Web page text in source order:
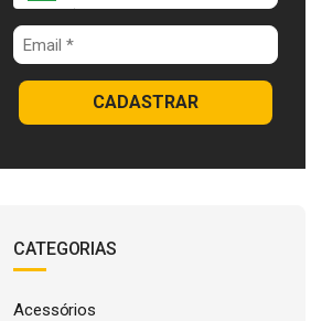
CADASTRAR
CATEGORIAS
Acessórios